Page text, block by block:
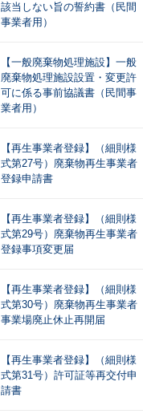
該当しない旨の誓約書（民間
事業者用）
【一般廃棄物処理施設】一般
廃棄物処理施設設置・変更許
可に係る事前協議書（民間事
業者用）
【再生事業者登録】（細則様
式第27号）廃棄物再生事業者
登録申請書
【再生事業者登録】（細則様
式第29号）廃棄物再生事業者
登録事項変更届
【再生事業者登録】（細則様
式第30号）廃棄物再生事業者
事業場廃止休止再開届
【再生事業者登録】（細則様
式第31号）許可証等再交付申
請書